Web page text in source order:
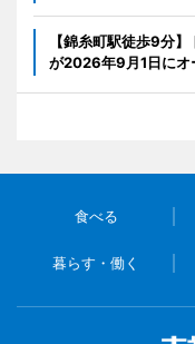
【錦糸町駅徒歩9分
が2026年9月1日にオ
食べる
暮らす・働く